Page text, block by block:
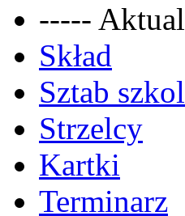
-----
Skład
Sztab
Strzelcy
Kartki
Terminarz